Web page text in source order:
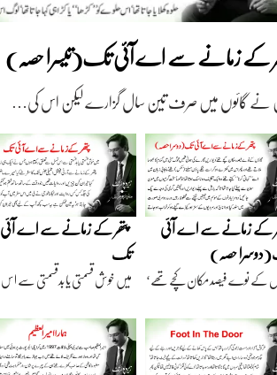
کے زمانے سے اے آئی تک(تیسرا حصہ)
نے گائوں میں صرف تین سال گزارے لیکن اس کی…
کے زمانے سے اے آئی
حصہ)
کے نوے فیصد مکان کچے تھے‘
پتھر کے زمانے سے اے آئی
تک
میں خوش قسمتی یا بدقسمتی سے اس